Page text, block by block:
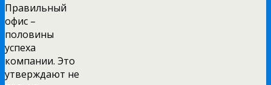
Правильный
офис –
половины
успеха
компании. Это
утверждают не